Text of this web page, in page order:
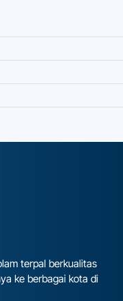
terpal berkualitas
ke berbagai kota di